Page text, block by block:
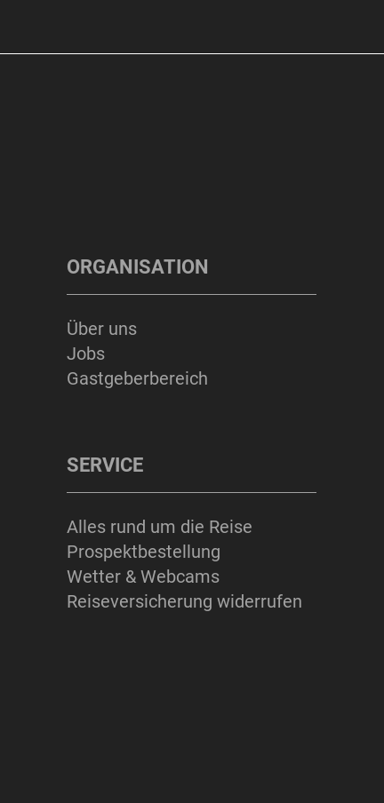
ORGANISATION
Über uns
Jobs
Gastgeberbereich
SERVICE
Alles rund um die Reise
Prospektbestellung
Wetter & Webcams
Reiseversicherung widerrufen